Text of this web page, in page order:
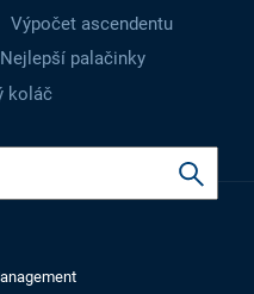
Výpočet ascendentu
Nejlepší palačinky
koláč